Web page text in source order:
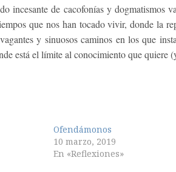
incesante de cacofonías y dogmatismos
que nos han tocado vivir, donde la
y sinuosos caminos en los que
está el límite al conocimiento que quiere
Ofendámonos
10 marzo, 2019
En «Reflexiones»